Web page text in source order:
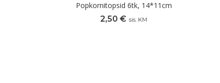
Popkornitopsid 6tk, 14*11cm
2,50 € sis. KM